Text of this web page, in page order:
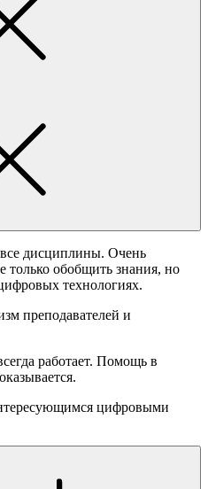
дисциплины. Очень
только обобщить знания, но
технологиях.
преподавателей и
работает. Помощь в
цифровыми